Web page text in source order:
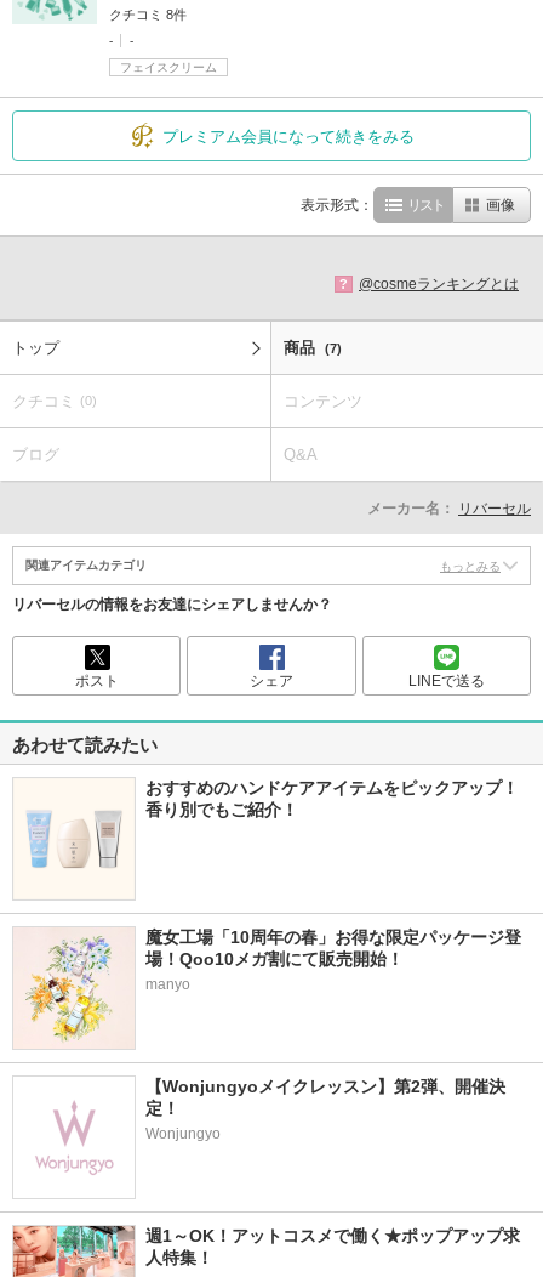
クチコミ 8件
-
-
フェイスクリーム
プレミアム会員になって続きをみる
表示形式： リスト 画像
? @cosmeランキングとは
トップ 商品 (7)
クチコミ (0) コンテンツ
ブログ Q&A
メーカー名： リバーセル
関連アイテムカテゴリ もっとみる
リバーセルの情報をお友達にシェアしませんか？
ポスト シェア LINEで送る
あわせて読みたい
おすすめのハンドケアアイテムをピックアップ！
香り別でもご紹介！
魔女工場「10周年の春」お得な限定パッケージ登
場！Qoo10メガ割にて販売開始！
manyo
【Wonjungyoメイクレッスン】第2弾、開催決
定！
Wonjungyo
週1～OK！アットコスメで働く★ポップアップ求
人特集！